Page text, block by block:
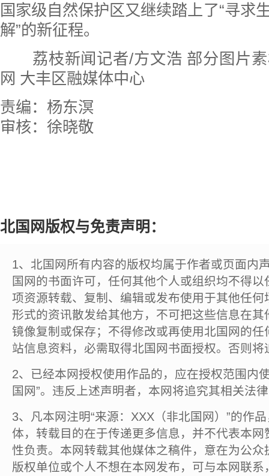
国家级自然保护区又继续踏上了“寻求
解”的新征程。
荔枝新闻记者/方文浩 部分图片
网 大丰区融媒体中心
责编：杨东溟
审核：徐晓敬
北国网版权与免责声明：
1、北国网所有内容的版权均属于作者或页面内
国网的书面许可，任何其他个人或组织均不得
项资源转载、复制、编辑或发布使用于其他任
形式的资讯散发给其他方，不可把这些信息在
镜像复制或保存；不得修改或再使用北国网的
站信息资料，必需取得北国网书面授权。否则将
2、已经本网授权使用作品的，应在授权范围内
国网”。违反上述声明者，本网将追究其相关法
3、凡本网注明“来源：XXX（非北国网）”的作
体，转载目的在于传递更多信息，并不代表本
性负责。本网转载其他媒体之稿件，意在为公
版权单位或个人不想在本网发布，可与本网联